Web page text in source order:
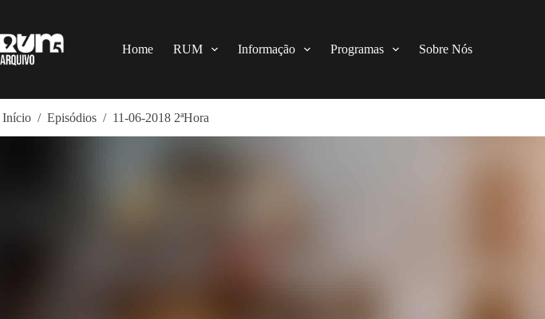
o
conteúdo
Home RUM Informação Programas Sobre Nós
Início / Episódios / 11-06-2018 2ªHora